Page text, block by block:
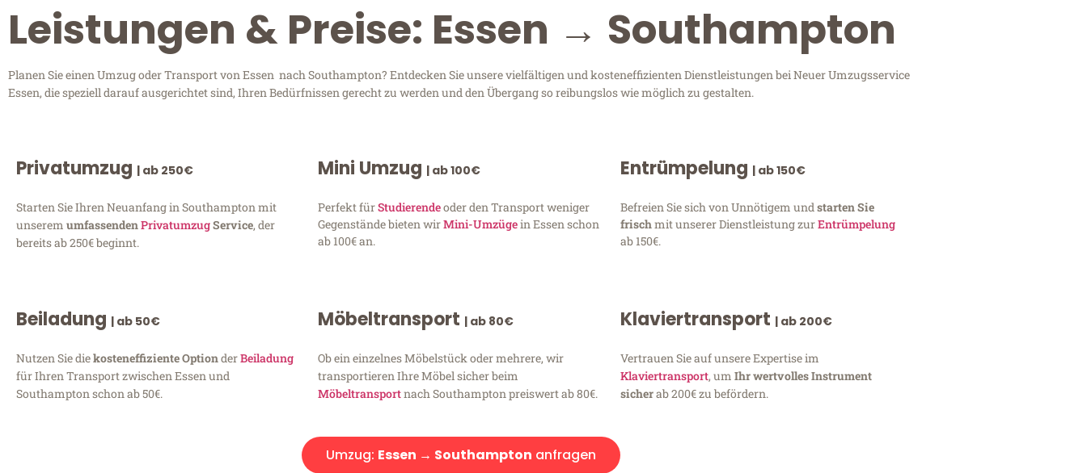
Leistungen & Preise: Essen → Southampton
Planen Sie einen Umzug oder Transport von Essen nach Southampton? Entdecken Sie unsere vielfältigen und kosteneffizienten Dienstleistungen bei Neuer Umzugsservice
Essen, die speziell darauf ausgerichtet sind, Ihren Bedürfnissen gerecht zu werden und den Übergang so reibungslos wie möglich zu gestalten.
Privatumzug | ab 250€
Starten Sie Ihren Neuanfang in Southampton mit
unserem umfassendenPrivatumzugService, der
bereits ab 250€ beginnt.
Mini Umzug | ab 100€
Perfekt fürStudierendeoder den Transport weniger
Gegenstände bieten wirMini-Umzügein Essen schon
ab 100€ an.
Entrümpelung | ab 150€
Befreien Sie sich von Unnötigem und starten Sie
frischmit unserer Dienstleistung zurEntrümpelung
ab 150€.
Beiladung | ab 50€
Nutzen Sie diekosteneffiziente OptionderBeiladung
für Ihren Transport zwischen Essen und
Southampton schon ab 50€.
Möbeltransport | ab 80€
Ob ein einzelnes Möbelstück oder mehrere, wir
transportieren Ihre Möbel sicher beim
Möbeltransportnach Southampton preiswert ab 80€.
Klaviertransport | ab 200€
Vertrauen Sie auf unsere Expertise im
Klaviertransport, um Ihr wertvolles Instrument
sicherab 200€ zu befördern.
Umzug: Essen → Southampton anfragen